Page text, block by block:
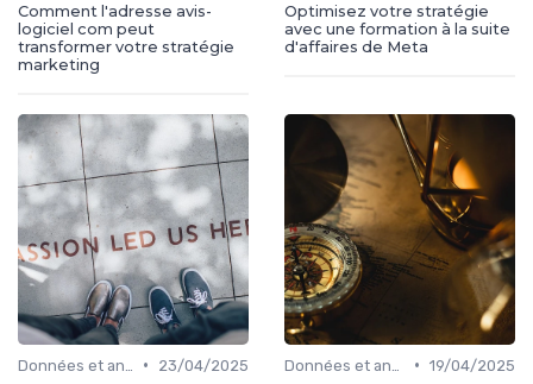
Comment l'adresse avis-
logiciel com peut
transformer votre stratégie
marketing
Optimisez votre stratégie
avec une formation à la suite
d'affaires de Meta
•
23/04/2025
• 19/04/2025